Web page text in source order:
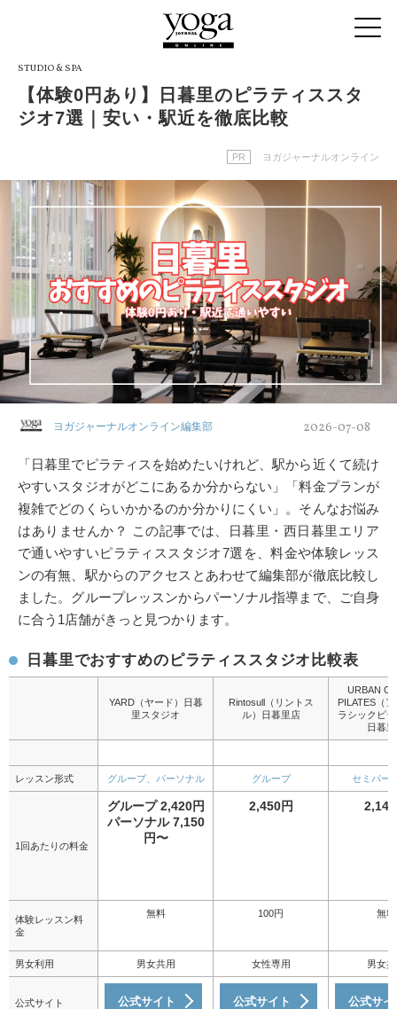
STUDIO & SPA
【体験0円あり】日暮里のピラティススタ
ジオ7選｜安い・駅近を徹底比較
PR ヨガジャーナルオンライン
canva
ヨガジャーナルオンライン編集部 2026-07-08
「日暮里でピラティスを始めたいけれど、駅から近くて続け
やすいスタジオがどこにあるか分からない」「料金プランが
複雑でどのくらいかかるのか分かりにくい」。そんなお悩み
はありませんか？ この記事では、日暮里・西日暮里エリア
で通いやすいピラティススタジオ7選を、料金や体験レッス
ンの有無、駅からのアクセスとあわせて編集部が徹底比較し
ました。グループレッスンからパーソナル指導まで、ご自身
に合う1店舗がきっと見つかります。
日暮里でおすすめのピラティススタジオ比較表
YARD（ヤード）日暮
里スタジオ
Rintosull（リントス
ル）日暮里店
URBAN
PILATES（
ラシックピ
日暮
レッスン形式 グループ、パーソナル グループ セミパー
1回あたりの料金
グループ 2,420円
パーソナル 7,150
円〜
2,450円
体験レッスン料
金
無料 100円 無料
男女利用 男女共用 女性専用 男女
公式サイト 公式サイト 公式サイト 公式サイ